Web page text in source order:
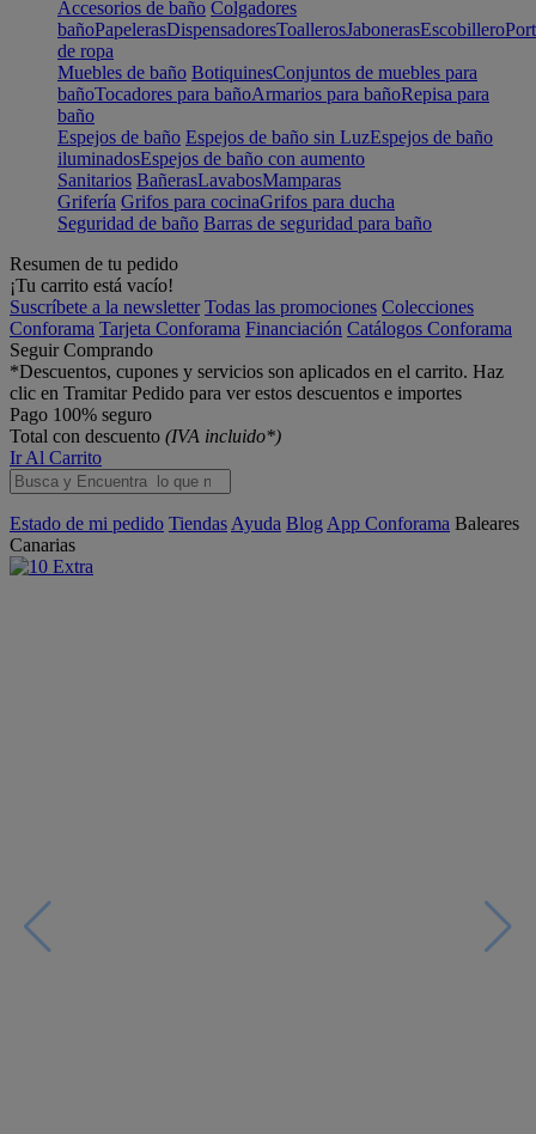
Accesorios de baño Colgadores
bañoPapelerasDispensadoresToallerosJabonerasEscobillero
de ropa
Muebles de baño BotiquinesConjuntos de muebles para
bañoTocadores para bañoArmarios para bañoRepisa para
baño
Espejos de baño Espejos de baño sin LuzEspejos de baño
iluminadosEspejos de baño con aumento
Sanitarios BañerasLavabosMamparas
Grifería Grifos para cocinaGrifos para ducha
Seguridad de baño Barras de seguridad para baño
Resumen de tu pedido
¡Tu carrito está vacío!
Suscríbete a la newsletter Todas las promociones Colecciones
Conforama Tarjeta Conforama Financiación Catálogos Conforama
Seguir Comprando
*Descuentos, cupones y servicios son aplicados en el carrito. Haz
clic en Tramitar Pedido para ver estos descuentos e importes
Pago 100% seguro
Total con descuento (IVA incluido*)
Ir Al Carrito
Estado de mi pedido Tiendas Ayuda Blog App Conforama Baleares
Canarias